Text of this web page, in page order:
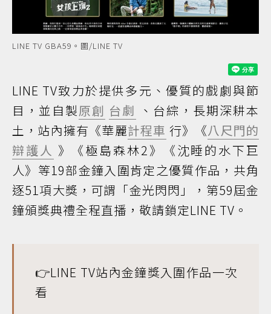
LINE TV GBA59。圖/LINE TV
LINE TV致力於提供多元、優質的戲劇與節
目，並自製原創 台劇 、台綜，長期深耕本
土，站內擁有《華麗計程車 行》《八尺門的
辯護人 》《極島森林2》《沈睡的水下巨
人》等19部金鐘入圍肯定之優質作品，共角
逐51項大獎，可謂「金光閃閃」，第59屆金
鐘頒獎典禮全程直播，敬請鎖定LINE TV。
👉LINE TV站內金鐘獎入圍作品一次
看